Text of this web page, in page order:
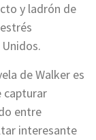
y ladrón de
de Walker es
capturar
entre
interesante